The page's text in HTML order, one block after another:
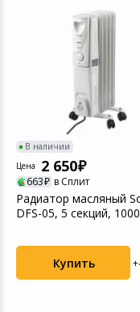
В наличии
Цена
2 650
663 в Сплит
Радиатор масляный
DFS-05, 5 секций,
Купить